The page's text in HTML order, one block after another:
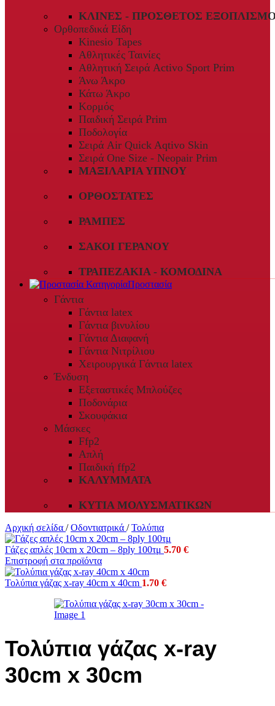
ΚΛΊΝΕΣ - ΠΡΌΣΘΕΤΟΣ
Ορθοπεδικά Είδη
Kinesio Tapes
Αθλητικές Ταινίες
Αθλητική Σειρά Activo Sport Prim
Άνω Άκρο
Κάτω Άκρο
Κορμός
Παιδική Σειρά Prim
Ποδολογία
Σειρά Air Quick Aqtivo Skin
Σειρά One Size - Neopair Prim
ΜΑΞΙΛΆΡΙΑ ΎΠΝΟΥ
ΟΡΘΟΣΤΆΤΕΣ
ΡΆΜΠΕΣ
ΣΆΚΟΙ ΓΕΡΑΝΟΎ
ΤΡΑΠΕΖΆΚΙΑ - ΚΟΜΟΔΊΝΑ
Προστασία
Γάντια
Γάντια latex
Γάντια βινυλίου
Γάντια Διαφανή
Γάντια Νιτρίλιου
Χειρουργικά Γάντια latex
Ένδυση
Εξεταστικές Μπλούζες
Ποδονάρια
Σκουφάκια
Μάσκες
Ffp2
Απλή
Παιδική ffp2
ΚΑΛΎΜΜΑΤΑ
ΚΥΤΊΑ ΜΟΛΥΣΜΑΤΙΚΏΝ
Αρχική σελίδα / Οδοντιατρικά / Τολύπια
Γάζες απλές 10cm x 20cm – 8ply 100τμ 5.70 €
Επιστροφή στα προϊόντα
Τολύπια γάζας x-ray 40cm x 40cm 1.70 €
Τολύπια γάζας x-ray
30cm x 30cm